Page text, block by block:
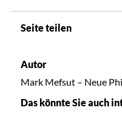
Seite teilen
Autor
Mark Mefsut – Neue
Das könnte Sie auch